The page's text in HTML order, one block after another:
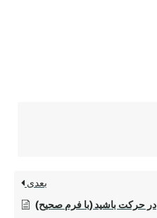
بعدی
در حرکت باشید (با فرم صحیح)